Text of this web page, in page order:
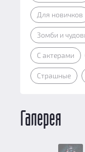
Для новичков
Зомби и
С актерами
Страшные
Галерея